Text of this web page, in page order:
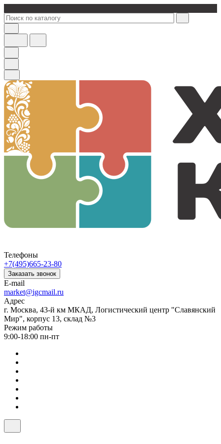
Телефоны
+7(495)665-23-80
Заказать звонок
E-mail
market@igcmail.ru
Адрес
г. Москва, 43-й км МКАД, Логистический центр "Славянский
Мир", корпус 13, склад №3
Режим работы
9:00-18:00 пн-пт